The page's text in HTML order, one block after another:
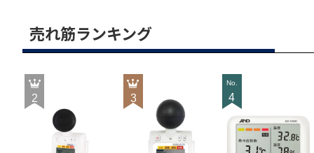
売れ筋ランキング
2 3 4